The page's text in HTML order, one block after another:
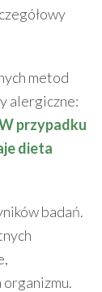
metod
alergiczne:
przypadku
dieta
badań.